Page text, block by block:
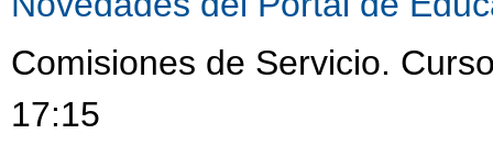
Comisiones de Servicio.
17:15